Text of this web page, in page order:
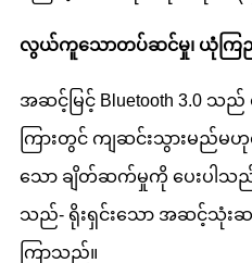
လွယ်ကူသောတပ်ဆင်မှု၊ ယုံကြ
အဆင့်မြင့် Bluetooth
ကြားတွင် ကျဆင်းသွားမည်
သော ချိတ်ဆက်မှုကို ပေးပါ
သည်- ရိုးရှင်းသော အဆင့်သုံးဆင့်
ကြာသည်။